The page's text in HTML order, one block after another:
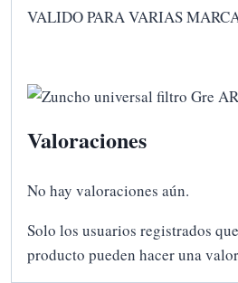
VALIDO PARA VARIAS
Valoraciones
No hay valoraciones aún.
Solo los usuarios registrados
producto pueden hacer una